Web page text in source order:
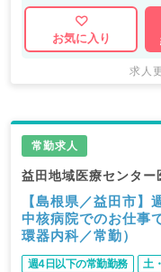
お気に入り
求人
常勤求人
益田地域医療センター
【島根県／益田市
中核病院でのお仕事
環器内科／常勤）
週4日以下の常勤勤務 土